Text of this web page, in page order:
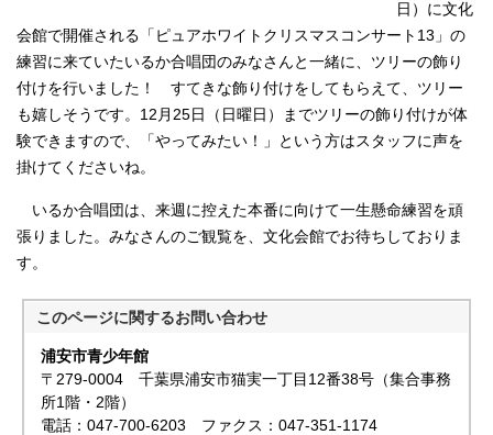
日）に文化
会館で開催される「ピュアホワイトクリスマスコンサート13」の
練習に来ていたいるか合唱団のみなさんと一緒に、ツリーの飾り
付けを行いました！ すてきな飾り付けをしてもらえて、ツリー
も嬉しそうです。12月25日（日曜日）までツリーの飾り付けが体
験できますので、「やってみたい！」という方はスタッフに声を
掛けてくださいね。
いるか合唱団は、来週に控えた本番に向けて一生懸命練習を頑
張りました。みなさんのご観覧を、文化会館でお待ちしておりま
す。
このページに関するお問い合わせ
浦安市青少年館
〒279-0004 千葉県浦安市猫実一丁目12番38号（集合事務
所1階・2階）
電話：047-700-6203 ファクス：047-351-1174